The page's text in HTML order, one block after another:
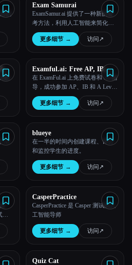
的
Exam Samurai
ExamSamur.ai 提供了一种新的备
考方法，利用人工智能来简化和
改进学习流程。
更多细节 → 访问 ↗︎
数
Examful.ai: Free AP, IB,
and A-Level Past Papers and
Tutoring
在 ExamFul.ai 上免费试卷和 AI 辅
导，成功参加 AP、IB 和 A Level
考试！
更多细节 → 访问 ↗︎
AI
blueye
在一半的时间内创建课程、评分
和监控学生的进度。
更多细节 → 访问 ↗︎
问
+
CasperPractice
CasperPractice 是 Casper 测试的人
工智能导师
更多细节 → 访问 ↗︎
Quiz Cat